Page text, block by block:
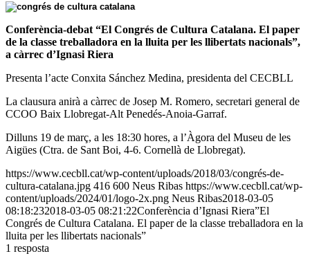
Conferència-debat “El Congrés de Cultura Catalana. El paper
de la classe treballadora en la lluita per les llibertats nacionals”,
a càrrec d’Ignasi Riera
Presenta l’acte Conxita Sánchez Medina, presidenta del CECBLL
La clausura anirà a càrrec de Josep M. Romero, secretari general de
CCOO Baix Llobregat-Alt Penedés-Anoia-Garraf.
Dilluns 19 de març, a les 18:30 hores, a l’Àgora del Museu de les
Aigües (Ctra. de Sant Boi, 4-6. Cornellà de Llobregat).
https://www.cecbll.cat/wp-content/uploads/2018/03/congrés-de-
cultura-catalana.jpg 416 600 Neus Ribas https://www.cecbll.cat/wp-
content/uploads/2024/01/logo-2x.png Neus Ribas2018-03-05
08:18:232018-03-05 08:21:22Conferència d’Ignasi Riera”El
Congrés de Cultura Catalana. El paper de la classe treballadora en la
lluita per les llibertats nacionals”
1 resposta